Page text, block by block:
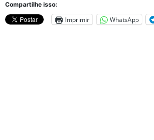
Compartilhe isso:
Imprimir WhatsApp